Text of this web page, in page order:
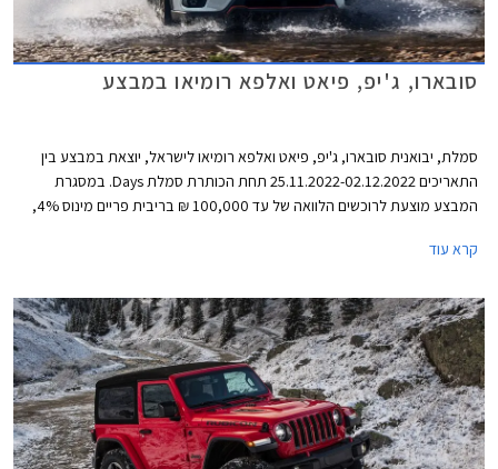
סובארו, ג'יפ, פיאט ואלפא רומיאו במבצע
סמלת, יבואנית סובארו, ג'יפ, פיאט ואלפא רומיאו לישראל, יוצאת במבצע בין
התאריכים 25.11.2022-02.12.2022 תחת הכותרת סמלת Days. במסגרת
המבצע מוצעת לרוכשים הלוואה של עד 100,000 ₪ בריבית פריים מינוס 4%,
וכוללים עמלת הקמה בסך 1.5% ממחיר הרכב ודמי משכון ושעבוד בסך 350 ₪,
שניהם בצירוף מע"מ.
קרא עוד